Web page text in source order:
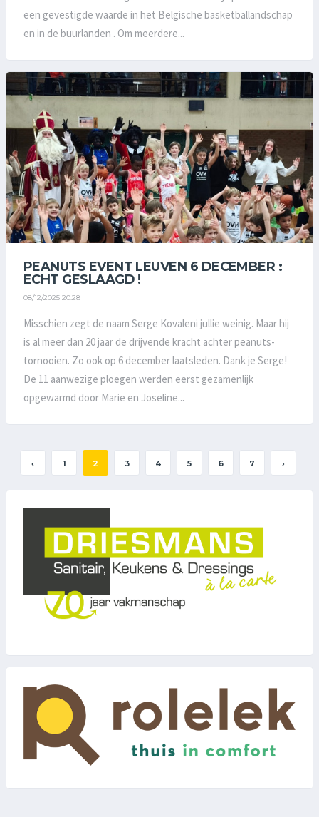
een gevestigde waarde in het Belgische basketballandschap
en in de buurlanden . Om meerdere...
PEANUTS EVENT LEUVEN 6 DECEMBER :
ECHT GESLAAGD !
08/12/2025 20:28
Misschien zegt de naam Serge Kovaleni jullie weinig. Maar hij
is al meer dan 20 jaar de drijvende kracht achter peanuts-
tornooien. Zo ook op 6 december laatsleden. Dank je Serge!
De 11 aanwezige ploegen werden eerst gezamenlijk
opgewarmd door Marie en Joseline...
‹ 1 2 3 4 5 6 7 ›